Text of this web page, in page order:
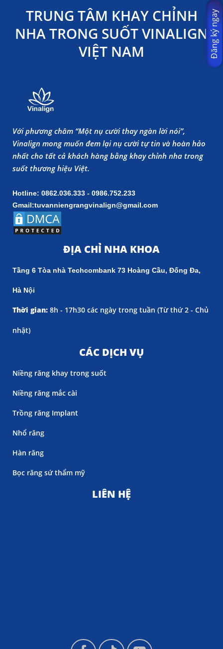
TRUNG TÂM KHAY CHỈNH
NHA TRONG SUỐT VINALIGN
VIỆT NAM
Với phương châm “Một nụ cười thay ngàn lời nói”,
Vinalign mong muốn đem lại nụ cười tự tin và hoàn hảo
nhất cho tất cả khách hàng bằng khay chỉnh nha trong
suốt thương hiệu Việt.
Hotline: 0862.036.333 - 0986.752.233
Gmail:tuvanniengrangvinalign@gmail.com
ĐỊA CHỈ NHA KHOA
Tầng 6 Tòa nhà Techcombank 73 Hoàng Cầu, Đống Đa,
Hà Nội
Thời gian: 8h - 17h30 các ngày trong tuần (Từ thứ 2 - Chủ
nhật)
CÁC DỊCH VỤ
Niềng răng khay trong suốt
Niềng răng mắc cài
Trồng răng Implant
Nhổ răng
Hàn răng
Bọc răng sứ thẩm mỹ
LIÊN HỆ
Đăng ký ngay